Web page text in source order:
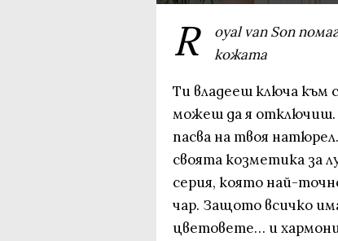
R
oyal van Son
кожата
Ти владееш ключа към
можеш да я отключиш.
пасва на твоя натюрел.
своята козметика за
серия, която най-
чар. Защото всичко
цветовете… и